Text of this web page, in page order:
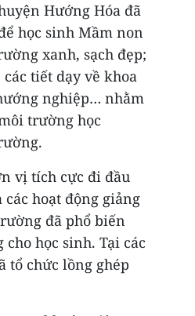
Hướng Hóa đã
học sinh Mầm non
xanh, sạch đẹp;
tiết dạy về khoa
nghiệp… nhằm
trường học
vị tích cực đi đầu
hoạt động giảng
đã phổ biến
học sinh. Tại các
tổ chức lồng ghép